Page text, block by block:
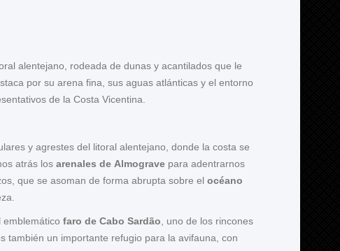
alentejano, rodeada de dunas y acantilados que le
por su arena fina, sus aguas atlánticas y el entorno
de la Costa Vicentina.
y agrestes del litoral alentejano, donde la costa se
atrás los arenales de Almograve para adentrarnos
que se asoman de forma abrupta sobre el océano
emblemático faro de Cabo Sardão , uno de los rincones
también un importante refugio para la avifauna, con